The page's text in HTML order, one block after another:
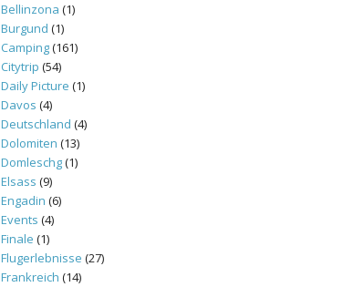
Bellinzona (1)
Burgund (1)
Camping(161)
Citytrip (54)
Daily Picture (1)
Davos (4)
Deutschland (4)
Dolomiten (13)
Domleschg(1)
Elsass (9)
Engadin (6)
Events (4)
Finale (1)
Flugerlebnisse (27)
Frankreich (14)